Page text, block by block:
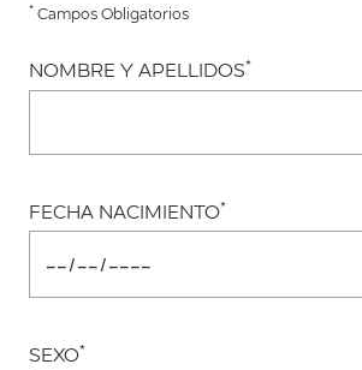
* Campos Obligatorios
NOMBRE Y APELLIDOS*
FECHA NACIMIENTO*
SEXO*